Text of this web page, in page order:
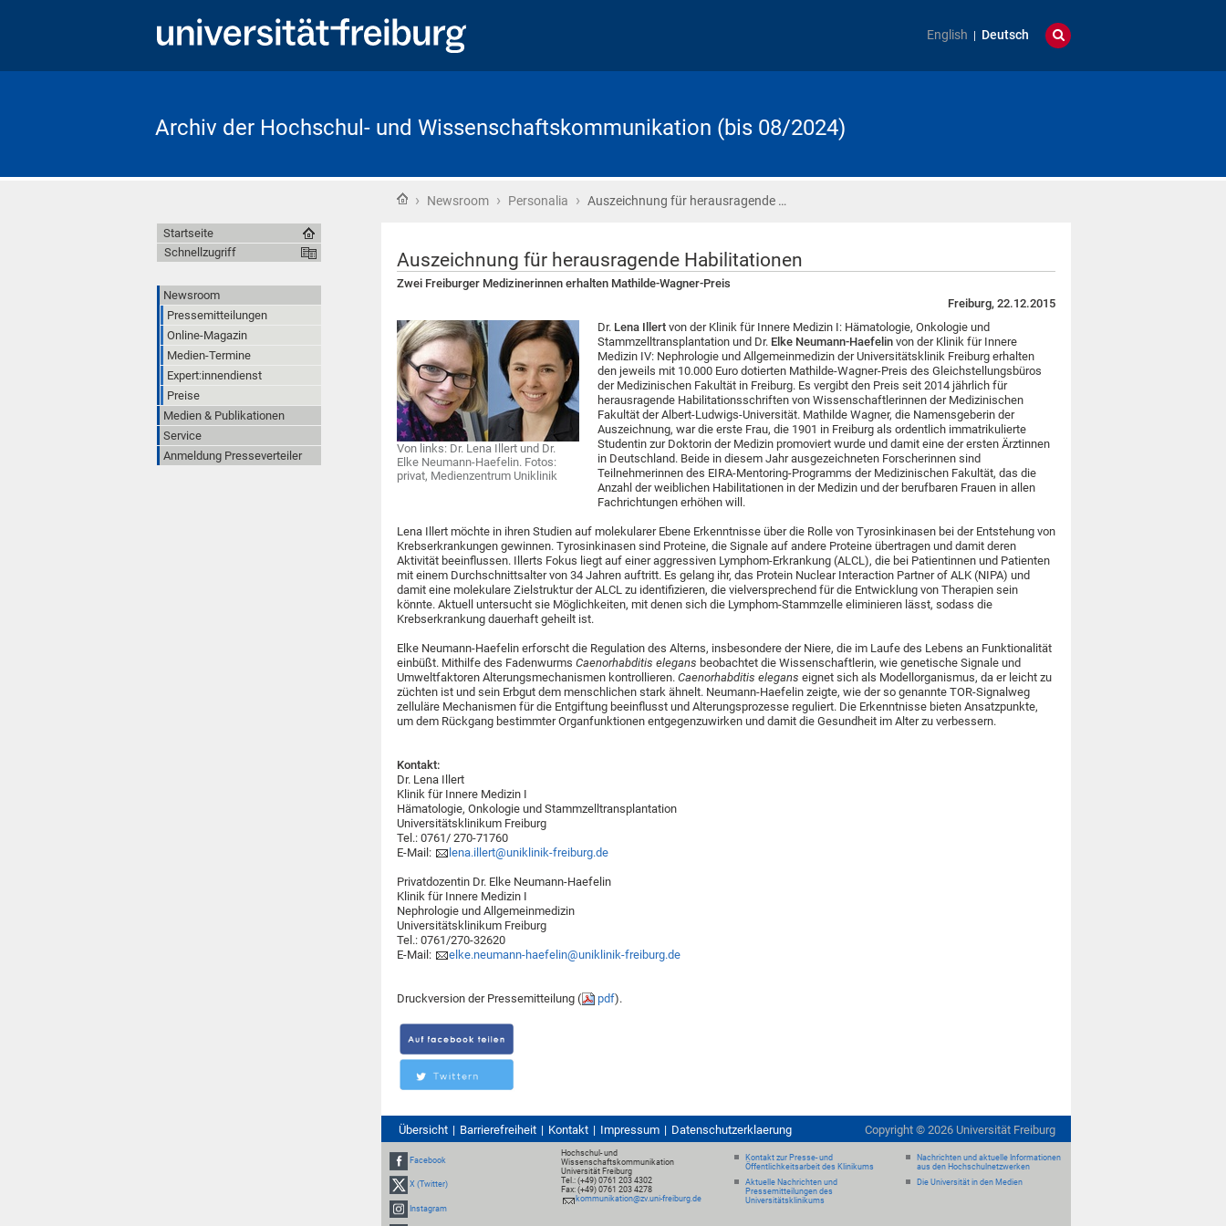
English Deutsch
Archiv der Hochschul- und Wissenschaftskommunikation (bis 08/2024)
Startseite
› Newsroom › Personalia › Auszeichnung für herausragende …
Auszeichnung für herausragende Habilitationen
Zwei Freiburger Medizinerinnen erhalten Mathilde-Wagner-Preis
Freiburg, 22.12.2015
Von links: Dr. Lena Illert und Dr.
Elke Neumann-Haefelin. Fotos:
privat, Medienzentrum Uniklinik
Dr. Lena Illert von der Klinik für Innere Medizin I: Hämatologie, Onkologie und
Stammzelltransplantation und Dr. Elke Neumann-Haefelin von der Klinik für Innere
Medizin IV: Nephrologie und Allgemeinmedizin der Universitätsklinik Freiburg erhalten
den jeweils mit 10.000 Euro dotierten Mathilde-Wagner-Preis des Gleichstellungsbüros
der Medizinischen Fakultät in Freiburg. Es vergibt den Preis seit 2014 jährlich für
herausragende Habilitationsschriften von Wissenschaftlerinnen der Medizinischen
Fakultät der Albert-Ludwigs-Universität. Mathilde Wagner, die Namensgeberin der
Auszeichnung, war die erste Frau, die 1901 in Freiburg als ordentlich immatrikulierte
Studentin zur Doktorin der Medizin promoviert wurde und damit eine der ersten Ärztinnen
in Deutschland. Beide in diesem Jahr ausgezeichneten Forscherinnen sind
Teilnehmerinnen des EIRA-Mentoring-Programms der Medizinischen Fakultät, das die
Anzahl der weiblichen Habilitationen in der Medizin und der berufbaren Frauen in allen
Fachrichtungen erhöhen will.
Lena Illert möchte in ihren Studien auf molekularer Ebene Erkenntnisse über die Rolle von Tyrosinkinasen bei der Entstehung von
Krebserkrankungen gewinnen. Tyrosinkinasen sind Proteine, die Signale auf andere Proteine übertragen und damit deren
Aktivität beeinflussen. Illerts Fokus liegt auf einer aggressiven Lymphom-Erkrankung (ALCL), die bei Patientinnen und Patienten
mit einem Durchschnittsalter von 34 Jahren auftritt. Es gelang ihr, das Protein Nuclear Interaction Partner of ALK (NIPA) und
damit eine molekulare Zielstruktur der ALCL zu identifizieren, die vielversprechend für die Entwicklung von Therapien sein
könnte. Aktuell untersucht sie Möglichkeiten, mit denen sich die Lymphom-Stammzelle eliminieren lässt, sodass die
Krebserkrankung dauerhaft geheilt ist.
Elke Neumann-Haefelin erforscht die Regulation des Alterns, insbesondere der Niere, die im Laufe des Lebens an Funktionalität
einbüßt. Mithilfe des Fadenwurms Caenorhabditis elegans beobachtet die Wissenschaftlerin, wie genetische Signale und
Umweltfaktoren Alterungsmechanismen kontrollieren. Caenorhabditis elegans eignet sich als Modellorganismus, da er leicht zu
züchten ist und sein Erbgut dem menschlichen stark ähnelt. Neumann-Haefelin zeigte, wie der so genannte TOR-Signalweg
zelluläre Mechanismen für die Entgiftung beeinflusst und Alterungsprozesse reguliert. Die Erkenntnisse bieten Ansatzpunkte,
um dem Rückgang bestimmter Organfunktionen entgegenzuwirken und damit die Gesundheit im Alter zu verbessern.
Kontakt:
Dr. Lena Illert
Klinik für Innere Medizin I
Hämatologie, Onkologie und Stammzelltransplantation
Universitätsklinikum Freiburg
Tel.: 0761/ 270-71760
E-Mail:
lena.illert@uniklinik-freiburg.de
Privatdozentin Dr. Elke Neumann-Haefelin
Klinik für Innere Medizin I
Nephrologie und Allgemeinmedizin
Universitätsklinikum Freiburg
Tel.: 0761/270-32620
E-Mail:
elke.neumann-haefelin@uniklinik-freiburg.de
Druckversion der Pressemitteilung ( pdf).
Startseite
Schnellzugriff
Newsroom
Pressemitteilungen
Online-Magazin
Medien-Termine
Expert:innendienst
Preise
Medien & Publikationen
Service
Anmeldung Presseverteiler
Übersicht Barrierefreiheit Kontakt Impressum Datenschutzerklaerung Copyright © 2026 Universität Freiburg
Facebook
X (Twitter)
Instagram
Hochschul- und
Wissenschaftskommunikation
Universität Freiburg
Tel.: (+49) 0761 203 4302
Fax: (+49) 0761 203 4278
kommunikation@zv.uni-freiburg.de
Kontakt zur Presse- und
Öffentlichkeitsarbeit des Klinikums
Aktuelle Nachrichten und
Pressemitteilungen des
Universitätsklinikums
Nachrichten und aktuelle Informationen
aus den Hochschulnetzwerken
Die Universität in den Medien